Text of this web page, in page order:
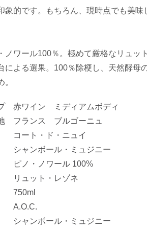
象的です。もちろん、現時点でも美
ノワール100％。極めて厳格なリュッ
による選果。100％除梗し、天然酵母
。
赤ワイン ミディアムボディ
フランス ブルゴーニュ
ト・ド・ニュイ
ンボール・ミュジニー
ピノ・ノワール 100%
リュット・レゾネ
750ml
A.O.C.
ンボール・ミュジニー